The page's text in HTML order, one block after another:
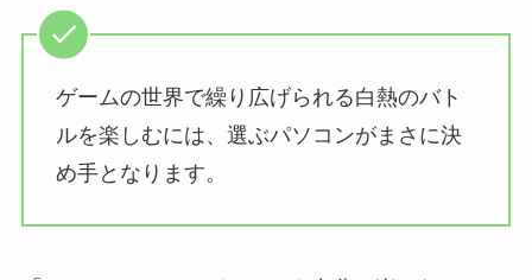
ゲームの世界で繰り広げられる白熱のバト
ルを楽しむには、選ぶパソコンがまさに決
め手となります。